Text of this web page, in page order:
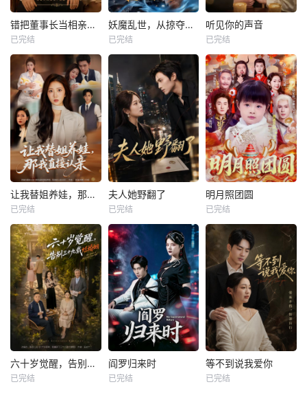
错把董事长当相亲对象
已完结
妖魔乱世，从掠夺词条开始崛起
已完结
听见你的声音
已完结
让我替姐养娃，那我直接认亲
已完结
夫人她野翻了
已完结
明月照团圆
已完结
六十岁觉醒，告别三十九载烂婚姻
已完结
阎罗归来时
已完结
等不到说我爱你
已完结